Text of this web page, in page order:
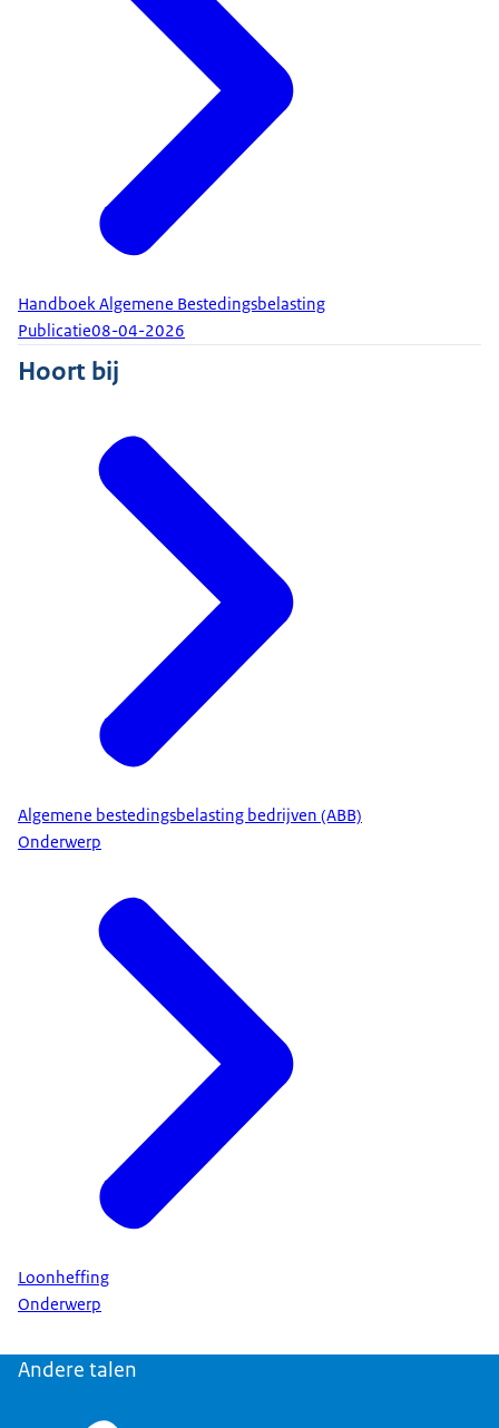
Handboek Algemene Bestedingsbelasting
Publicatie08-04-2026
Hoort bij
Algemene bestedingsbelasting bedrijven (ABB)
Onderwerp
Loonheffing
Onderwerp
Andere talen